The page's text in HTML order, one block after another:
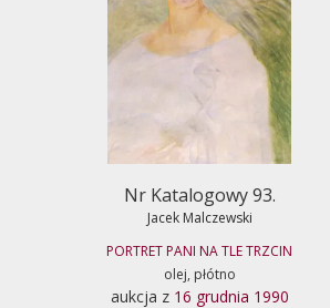
Nr Katalogowy 93.
Jacek Malczewski
PORTRET PANI NA TLE TRZCIN
olej, płótno
aukcja z 16 grudnia 1990